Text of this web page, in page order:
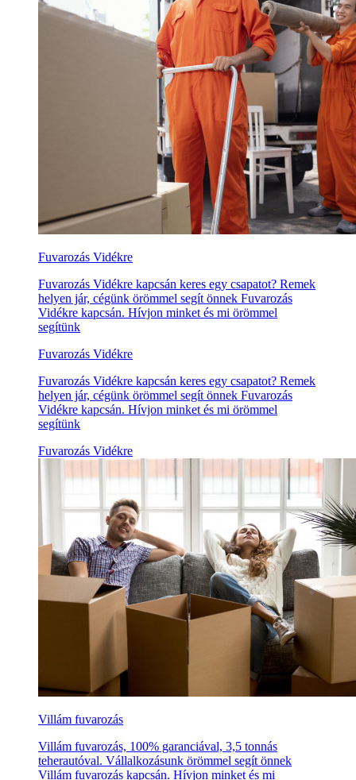
Fuvarozás Vidékre
Fuvarozás Vidékre kapcsán keres egy csapatot? Remek
helyen jár, cégünk örömmel segít önnek Fuvarozás
Vidékre kapcsán. Hívjon minket és mi örömmel
segítünk
Fuvarozás Vidékre
Fuvarozás Vidékre kapcsán keres egy csapatot? Remek
helyen jár, cégünk örömmel segít önnek Fuvarozás
Vidékre kapcsán. Hívjon minket és mi örömmel
segítünk
Fuvarozás Vidékre
Villám fuvarozás
Villám fuvarozás, 100% garanciával, 3,5 tonnás
teherautóval. Vállalkozásunk örömmel segít önnek
Villám fuvarozás kapcsán. Hívjon minket és mi